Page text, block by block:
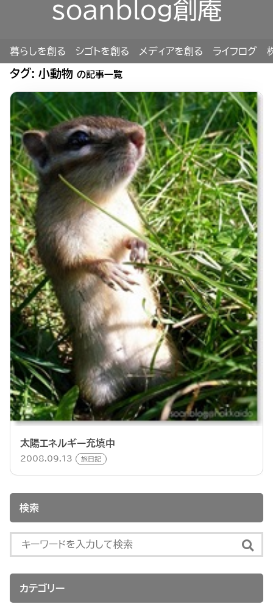
soanblog創庵
暮らしを創る シゴトを創る メディアを創る ライフログ
タグ: 小動物 の記事一覧
太陽エネルギー充填中
2008.09.13 旅日記
検索
カテゴリー